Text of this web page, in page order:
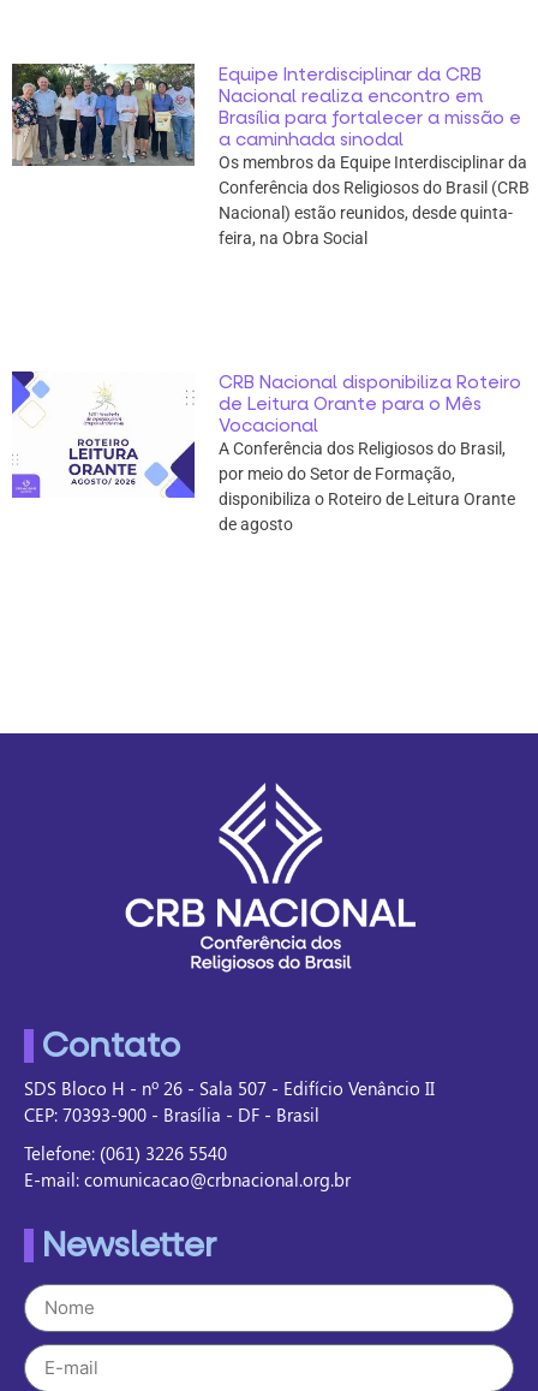
Equipe Interdisciplinar da CRB
Nacional realiza encontro em
Brasília para fortalecer a missão e
a caminhada sinodal
Os membros da Equipe Interdisciplinar da
Conferência dos Religiosos do Brasil (CRB
Nacional) estão reunidos, desde quinta-
feira, na Obra Social
CRB Nacional disponibiliza Roteiro
de Leitura Orante para o Mês
Vocacional
A Conferência dos Religiosos do Brasil,
por meio do Setor de Formação,
disponibiliza o Roteiro de Leitura Orante
de agosto
Contato
SDS Bloco H - nº 26 - Sala 507 - Edifício Venâncio II
CEP: 70393-900 - Brasília - DF - Brasil
Telefone: (061) 3226 5540
E-mail: comunicacao@crbnacional.org.br
Newsletter